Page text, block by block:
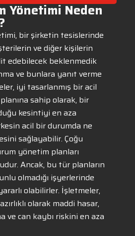
Yönetimi Neden
bir şirketin tesislerinde
ve diğer kişilerin
edebilecek beklenmedik
ve bunlara yanıt verme
iyi tasarlanmış bir acil
sahip olarak, bir
kesintiyi en aza
acil bir durumda ne
sağlayabilir. Çoğu
yönetim planları
Ancak, bu tür planların
olmadığı işyerlerinde
olabilirler. İşletmeler,
olarak maddi hasar,
ve can kaybı riskini en aza